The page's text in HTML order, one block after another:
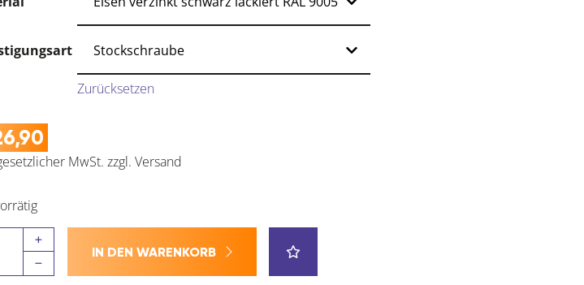
Zurücksetzen
MwSt. zzgl. Versand
IN DEN WARENKORB